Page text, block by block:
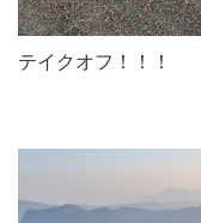
テイクオフ！！！